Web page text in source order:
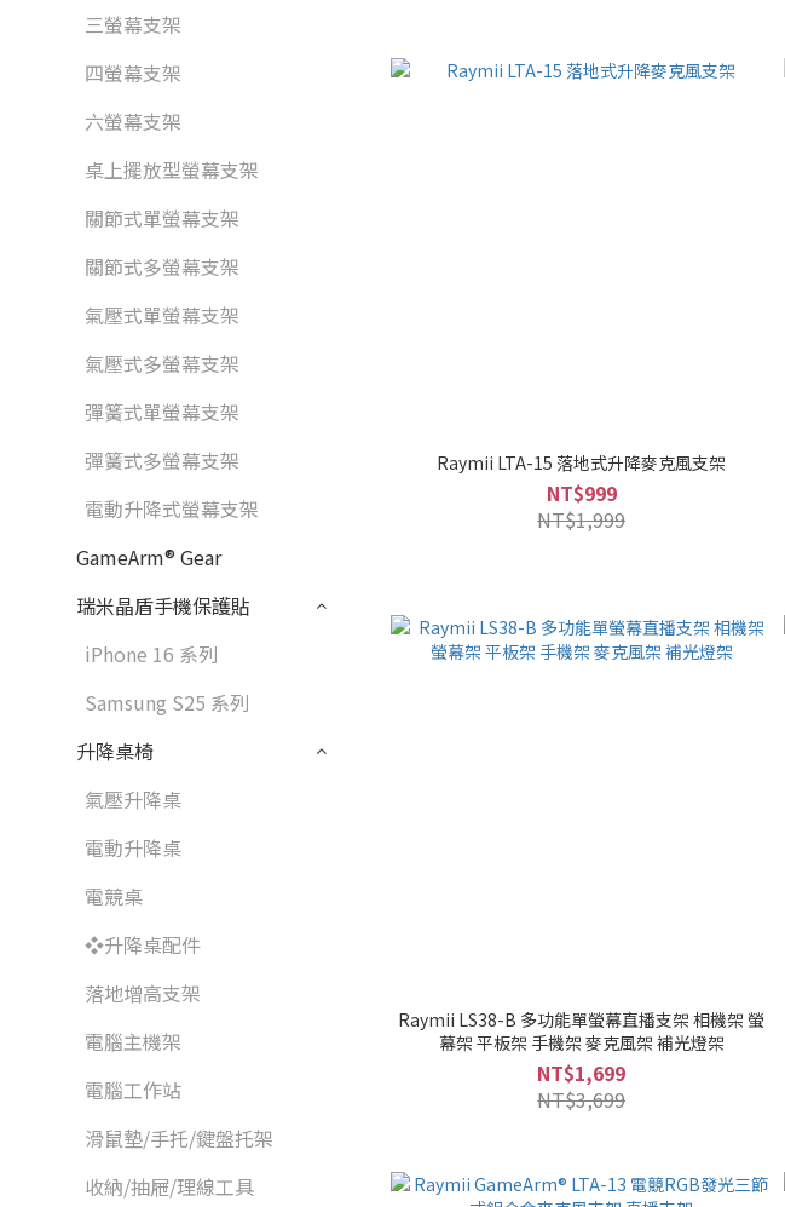
三螢幕支架
四螢幕支架
六螢幕支架
桌上擺放型螢幕支架
關節式單螢幕支架
關節式多螢幕支架
氣壓式單螢幕支架
氣壓式多螢幕支架
彈簧式單螢幕支架
彈簧式多螢幕支架
電動升降式螢幕支架
GameArm® Gear
瑞米晶盾手機保護貼
iPhone 16 系列
Samsung S25 系列
升降桌椅
氣壓升降桌
電動升降桌
電競桌
❖升降桌配件
落地增高支架
電腦主機架
電腦工作站
滑鼠墊/手托/鍵盤托架
收納/抽屜/理線工具
Raymii LTA-15 落地式升降麥克風支架
NT$999
NT$1,999
Raymii LS38-B 多功能單螢幕直播支架 相機架 螢
幕架 平板架 手機架 麥克風架 補光燈架
NT$1,699
NT$3,699